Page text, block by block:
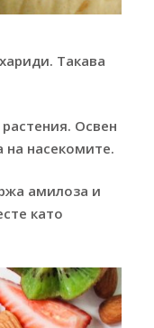
Такава
Освен
на насекомите.
амилоза и
като